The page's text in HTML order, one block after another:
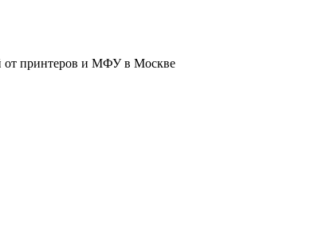
от принтеров и МФУ в Москве